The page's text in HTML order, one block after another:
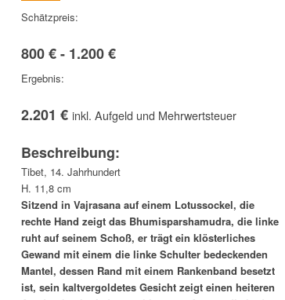
Schätzpreis:
800 € - 1.200 €
Ergebnis:
2.201 € inkl. Aufgeld und Mehrwertsteuer
Beschreibung:
Tibet, 14. Jahrhundert
H. 11,8 cm
Sitzend in Vajrasana auf einem Lotussockel, die
rechte Hand zeigt das Bhumisparshamudra, die linke
ruht auf seinem Schoß, er trägt ein klösterliches
Gewand mit einem die linke Schulter bedeckenden
Mantel, dessen Rand mit einem Rankenband besetzt
ist, sein kaltvergoldetes Gesicht zeigt einen heiteren